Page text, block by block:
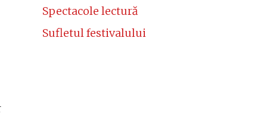
Spectacole lectură
Sufletul festivalului